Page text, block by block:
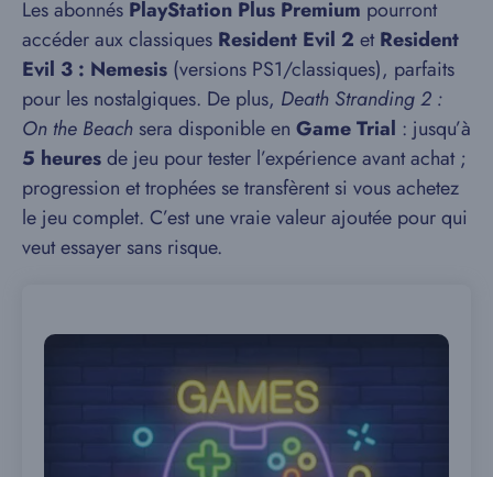
Les abonnés PlayStation Plus Premium pourront
accéder aux classiques Resident Evil 2 etResident
Evil 3 : Nemesis (versions PS1/classiques), parfaits
pour les nostalgiques. De plus, Death Stranding 2 :
On the Beach sera disponible en Game Trial : jusqu’à
5 heuresde jeu pour tester l’expérience avant achat ;
progression et trophées se transfèrent si vous achetez
le jeu complet. C’est une vraie valeur ajoutée pour qui
veut essayer sans risque.